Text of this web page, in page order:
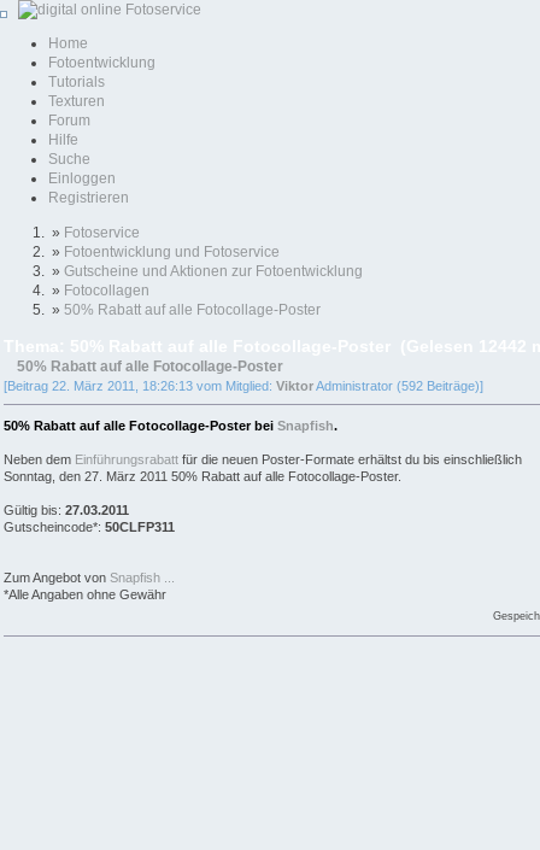
Home
Fotoentwicklung
Tutorials
Texturen
Forum
Hilfe
Suche
Einloggen
Registrieren
» Fotoservice
» Fotoentwicklung und Fotoservice
» Gutscheine und Aktionen zur Fotoentwicklung
» Fotocollagen
» 50% Rabatt auf alle Fotocollage-Poster
50% Rabatt auf alle Fotocollage-Poster
[Beitrag 22. März 2011, 18:26:13 vom Mitglied: ViktorAdministrator (592 Beiträge)]
50% Rabatt auf alle Fotocollage-Poster bei Snapfish.
Neben dem Einführungsrabatt für die neuen Poster-Formate erhältst du bis einschließlich
Sonntag, den 27. März 2011 50% Rabatt auf alle Fotocollage-Poster.
Gültig bis: 27.03.2011
Gutscheincode*: 50CLFP311
Zum Angebot von Snapfish ...
*Alle Angaben ohne Gewähr